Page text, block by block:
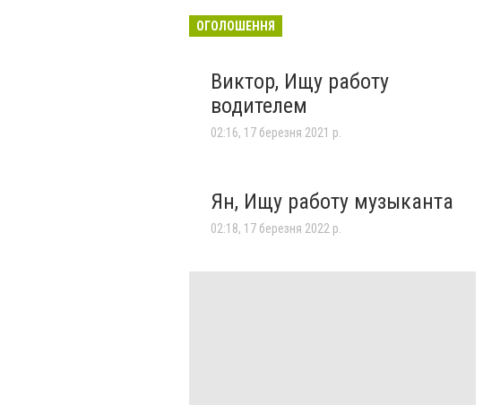
ОГОЛОШЕННЯ
Виктор, Ищу работу
водителем
02:16, 17 березня 2021 р.
Ян, Ищу работу музыканта
02:18, 17 березня 2022 р.